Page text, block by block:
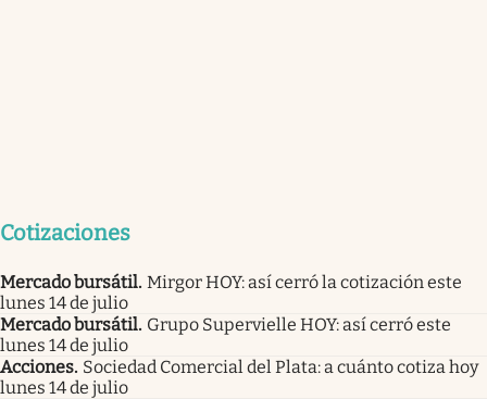
Cotizaciones
Mercado bursátil. Mirgor HOY: así cerró la cotización este
lunes 14 de julio
Mercado bursátil. Grupo Supervielle HOY: así cerró este
lunes 14 de julio
Acciones. Sociedad Comercial del Plata: a cuánto cotiza hoy
lunes 14 de julio